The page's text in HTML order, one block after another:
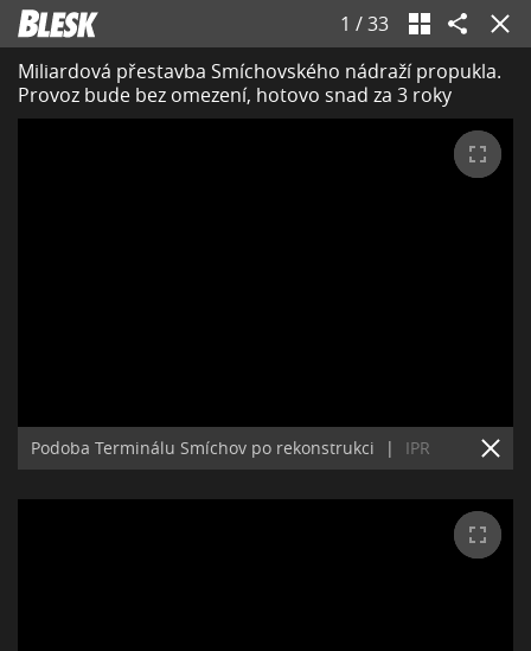
1 /33
Miliardová přestavba Smíchovského nádraží propukla.
Provoz bude bez omezení, hotovo snad za 3 roky
Podoba Terminálu Smíchov po rekonstrukci | IPR